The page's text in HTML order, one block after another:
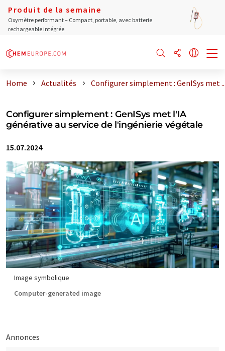
Produit de la semaine
Oxymètre performant – Compact, portable, avec batterie
rechargeable intégrée
Home Actualités Configurer simplement : GenISys met
Configurer simplement : GenISys met l'IA
générative au service de l'ingénierie végétale
15.07.2024
Image symbolique
Computer-generated image
Annonces